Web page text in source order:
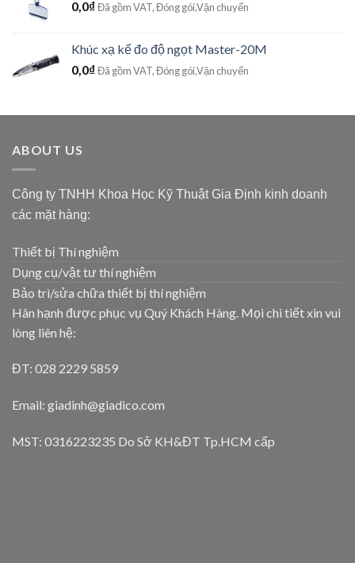
0,0₫Đã gồm VAT, Đóng gói,Vận chuyển
Khúc xạ kế đo độ ngọt Master-20M
0,0₫Đã gồm VAT, Đóng gói,Vận chuyển
ABOUT US
Công ty TNHH Khoa Học Kỹ Thuật Gia Định kinh doanh
các mặt hàng:
Thiết bị Thí nghiệm
Dụng cụ/vật tư thí nghiệm
Bảo trì/sửa chữa thiết bị thí nghiệm
Hân hạnh được phục vụ Quý Khách Hàng. Mọi chi tiết xin vui
lòng liên hệ:
ĐT: 028 2229 5859
Email: giadinh@giadico.com
MST: 0316223235 Do Sở KH&ĐT Tp.HCM cấp